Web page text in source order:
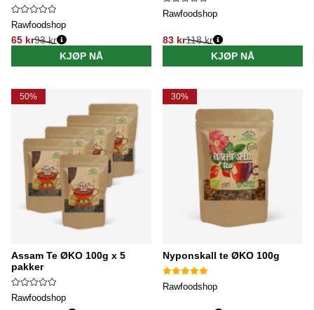
Rawfoodshop
65 kr
Vanlig pris:
93 kr
KJØP NÅ
Rawfoodshop
83 kr
Vanlig pris:
118 kr
KJØP NÅ
50%
Assam Te ØKO 100g x 5
pakker
Rawfoodshop
30%
Nyponskall te ØKO 100g
Rawfoodshop